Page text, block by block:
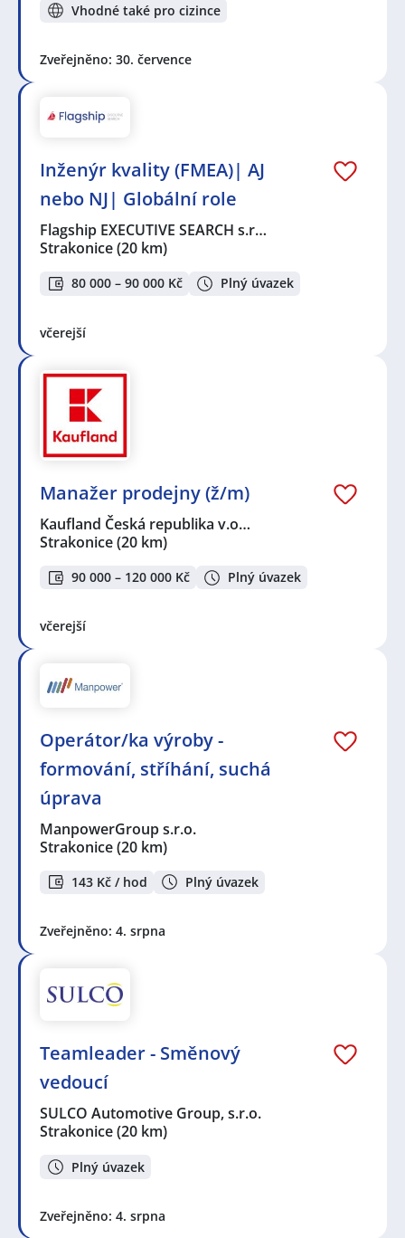
Vhodné také pro cizince
Zveřejněno: 30. července
Inženýr kvality (FMEA)| AJ
nebo NJ| Globální role
Flagship EXECUTIVE SEARCH s.r…
Strakonice(20 km)
80 000 – 90 000 Kč Plný úvazek
včerejší
Manažer prodejny (ž/m)
Kaufland Česká republika v.o…
Strakonice(20 km)
90 000 – 120 000 Kč Plný úvazek
včerejší
Operátor/ka výroby -
formování, stříhání, suchá
úprava
ManpowerGroup s.r.o.
Strakonice(20 km)
143 Kč / hod Plný úvazek
Zveřejněno: 4. srpna
Teamleader - Směnový
vedoucí
SULCO Automotive Group, s.r.o.
Strakonice(20 km)
Plný úvazek
Zveřejněno: 4. srpna